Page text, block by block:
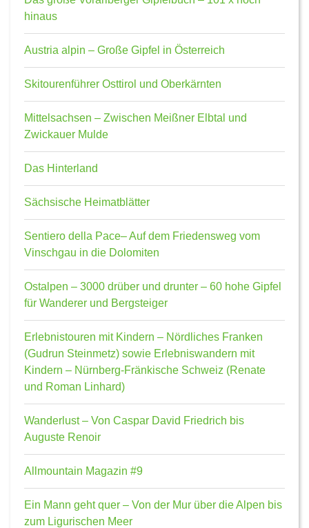
hinaus
Austria alpin – Große Gipfel in Österreich
Skitourenführer Osttirol und Oberkärnten
Mittelsachsen – Zwischen Meißner Elbtal und
Zwickauer Mulde
Das Hinterland
Sächsische Heimatblätter
Sentiero della Pace– Auf dem Friedensweg vom
Vinschgau in die Dolomiten
Ostalpen – 3000 drüber und drunter – 60 hohe Gipfel
für Wanderer und Bergsteiger
Erlebnistouren mit Kindern – Nördliches Franken
(Gudrun Steinmetz) sowie Erlebniswandern mit
Kindern – Nürnberg-Fränkische Schweiz (Renate
und Roman Linhard)
Wanderlust – Von Caspar David Friedrich bis
Auguste Renoir
Allmountain Magazin #9
Ein Mann geht quer – Von der Mur über die Alpen bis
zum Ligurischen Meer